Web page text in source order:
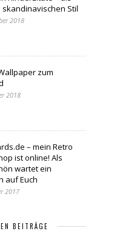
skandinavischen Stil
2018
zum
2018
– mein Retro
ist online! Als
wartet ein
auf Euch
2017
BEITRÄGE